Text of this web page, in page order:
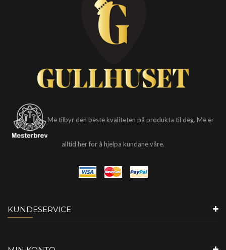
Me tilbyr den beste kvaliteten på produkta til deg. Me er
alltid her for å hjelpa kundane våre.
KUNDESERVICE